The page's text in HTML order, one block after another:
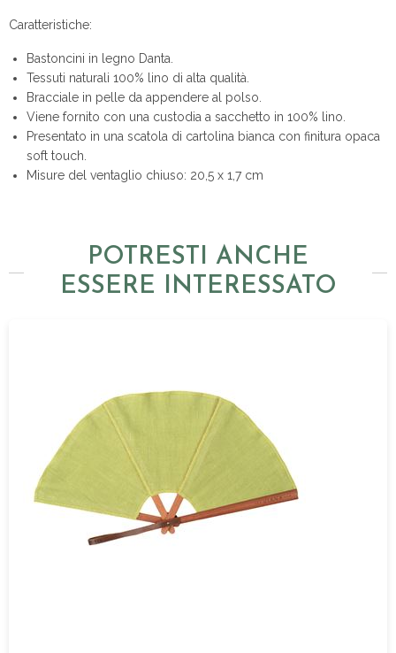
Caratteristiche:
Bastoncini in legno Danta.
Tessuti naturali 100% lino di alta qualità.
Bracciale in pelle da appendere al polso.
Viene fornito con una custodia a sacchetto in 100% lino.
Presentato in una scatola di cartolina bianca con finitura opaca
soft touch.
Misure del ventaglio chiuso: 20,5 x 1,7 cm
POTRESTI ANCHE
ESSERE INTERESSATO